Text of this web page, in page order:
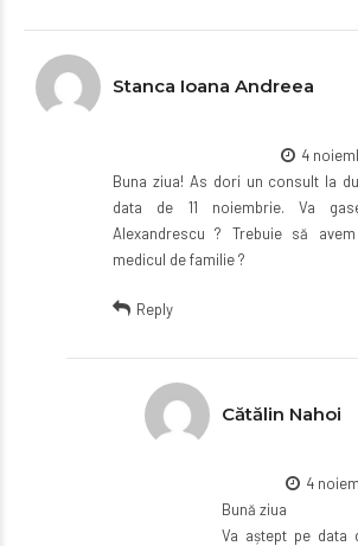
Stanca Ioana Andreea
4
Buna ziua! As dori un consult la
data de 11 noiembrie. Va
Alexandrescu ? Trebuie să
medicul de familie ?
Reply
Cătălin Nahoi
4
Bună ziua
Va aștept pe data